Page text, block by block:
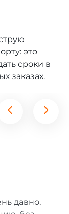
это
сроки в
заказах.
давно,